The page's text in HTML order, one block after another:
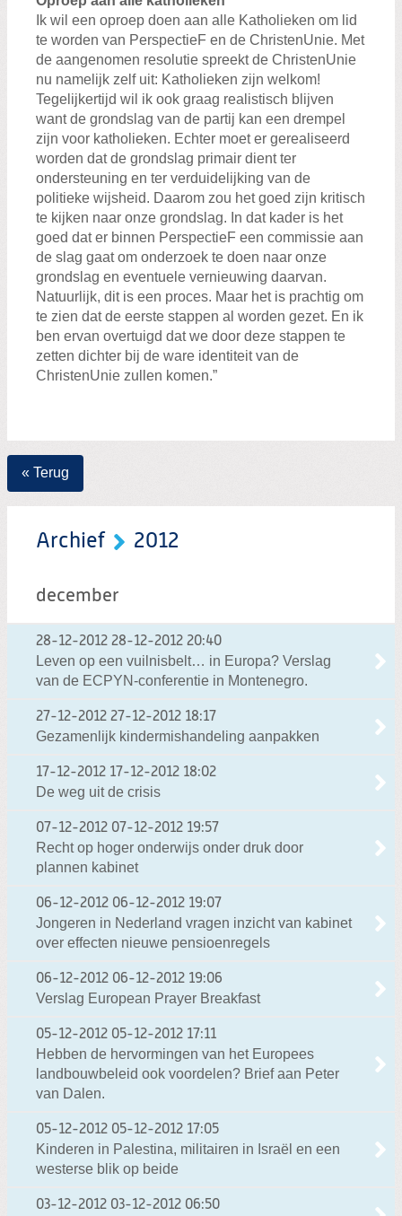
Ik wil een oproep doen aan alle Katholieken om lid
te worden van PerspectieF en de ChristenUnie. Met
de aangenomen resolutie spreekt de ChristenUnie
nu namelijk zelf uit: Katholieken zijn welkom!
Tegelijkertijd wil ik ook graag realistisch blijven
want de grondslag van de partij kan een drempel
zijn voor katholieken. Echter moet er gerealiseerd
worden dat de grondslag primair dient ter
ondersteuning en ter verduidelijking van de
politieke wijsheid. Daarom zou het goed zijn kritisch
te kijken naar onze grondslag. In dat kader is het
goed dat er binnen PerspectieF een commissie aan
de slag gaat om onderzoek te doen naar onze
grondslag en eventuele vernieuwing daarvan.
Natuurlijk, dit is een proces. Maar het is prachtig om
te zien dat de eerste stappen al worden gezet. En ik
ben ervan overtuigd dat we door deze stappen te
zetten dichter bij de ware identiteit van de
ChristenUnie zullen komen.”
« Terug
Archief 2012
december
28-12-2012 28-12-2012 20:40
Leven op een vuilnisbelt… in Europa? Verslag
van de ECPYN-conferentie in Montenegro.
27-12-2012 27-12-2012 18:17
Gezamenlijk kindermishandeling aanpakken
17-12-2012 17-12-2012 18:02
De weg uit de crisis
07-12-2012 07-12-2012 19:57
Recht op hoger onderwijs onder druk door
plannen kabinet
06-12-2012 06-12-2012 19:07
Jongeren in Nederland vragen inzicht van kabinet
over effecten nieuwe pensioenregels
06-12-2012 06-12-2012 19:06
Verslag European Prayer Breakfast
05-12-2012 05-12-2012 17:11
Hebben de hervormingen van het Europees
landbouwbeleid ook voordelen? Brief aan Peter
van Dalen.
05-12-2012 05-12-2012 17:05
Kinderen in Palestina, militairen in Israël en een
westerse blik op beide
03-12-2012 03-12-2012 06:50